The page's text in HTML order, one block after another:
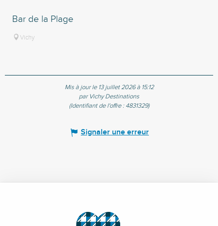
Bar de la Plage
Vichy
Mis à jour le 13 juillet 2026 à 15:12
par Vichy Destinations
(Identifiant de l'offre : 4831329)
Signaler une erreur